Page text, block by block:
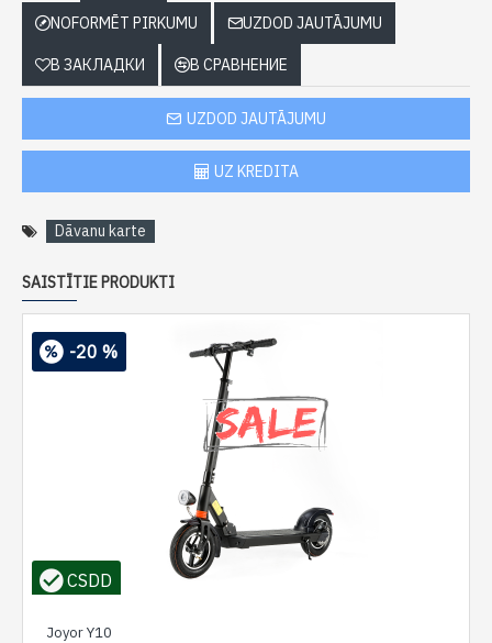
NOFORMĒT PIRKUMU UZDOD JAUTĀJUMU
В ЗАКЛАДКИ В СРАВНЕНИЕ
UZDOD JAUTĀJUMU
UZ KREDITA
Dāvanu karte
SAISTĪTIE PRODUKTI
CSDD
-20 %
Joyor Y10